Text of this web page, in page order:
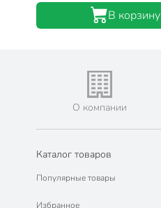
В корзину
О компании
Каталог товаров
Популярные товары
Избранное